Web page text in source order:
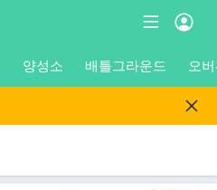
양성소 배틀그라운드 오